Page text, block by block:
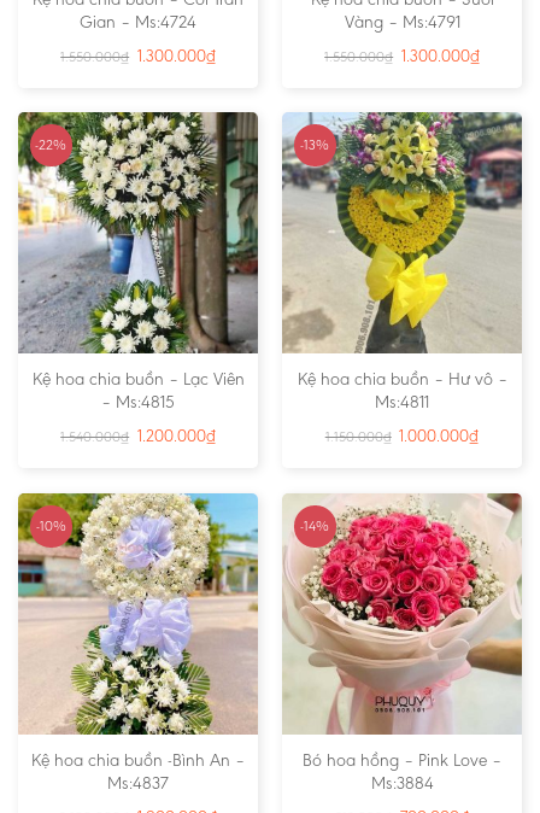
Gian – Ms:4724
1.550.000₫ 1.300.000₫
Vàng – Ms:4791
1.550.000₫ 1.300.000₫
-22%
Kệ hoa chia buồn – Lạc Viên
– Ms:4815
1.540.000₫ 1.200.000₫
-13%
Kệ hoa chia buồn – Hư vô –
Ms:4811
1.150.000₫ 1.000.000₫
-10%
Kệ hoa chia buồn -Bình An –
Ms:4837
-14%
Bó hoa hồng – Pink Love –
Ms:3884